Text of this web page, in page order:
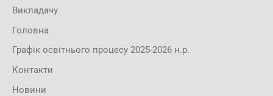
Викладачу
Головна
Графік освітнього процесу 2025-2026 н.р.
Контакти
Новини